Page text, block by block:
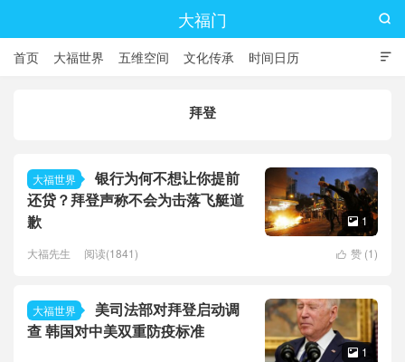
大福门

首页 大福世界 五维空间 文化传承 时间日历

拜登
大福世界
银行为何不想让你提前
还贷？拜登声称不会为击落飞艇道
歉
 1
 赞 (1)
大福先生 阅读(1841)
大福世界
美司法部对拜登启动调
查 韩国对中美双重防疫标准
 1